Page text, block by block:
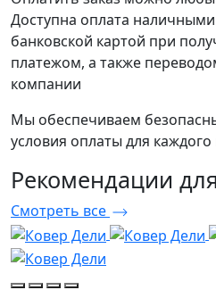
Доступна оплата
банковской картой при
платежом, а также
компании
Мы обеспечиваем
условия оплаты для каждого
Рекомендации
Смотреть все